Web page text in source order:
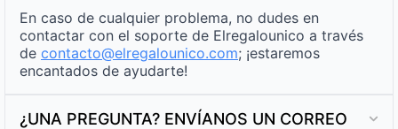
En caso de cualquier problema, no dudes en
contactar con el soporte de Elregalounico a través
de contacto@elregalounico.com; ¡estaremos
encantados de ayudarte!
¿UNA PREGUNTA? ENVÍANOS UN CORREO